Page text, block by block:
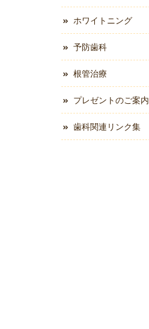
ホワイトニング
予防歯科
根管治療
プレゼントのご案内
歯科関連リンク集